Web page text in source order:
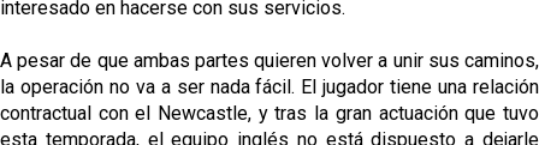
interesado en hacerse con sus servicios.
A pesar de que ambas partes quieren volver a unir sus caminos,
la operación no va a ser nada fácil. El jugador tiene una relación
contractual con el Newcastle, y tras la gran actuación que tuvo
esta temporada, el equipo inglés no está dispuesto a dejarle